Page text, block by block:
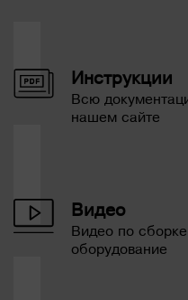
Инструкции
Всю
нашем сайте
Видео
Видео по
оборудование